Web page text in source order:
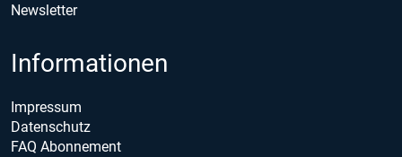
Newsletter
Informationen
Impressum
Datenschutz
FAQ Abonnement